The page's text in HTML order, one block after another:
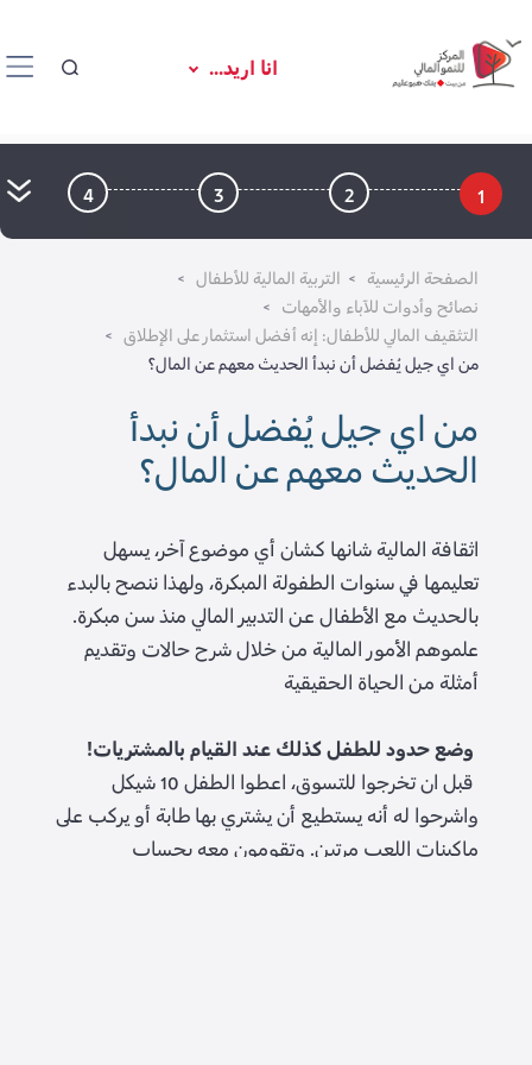
انا اريد...
1
2
3
4
الصفحة الرئيسية
التربية المالية للأطفال
نصائح وأدوات للآباء والأمهات
التثقيف المالي للأطفال: إنه أفضل استثمار على الإطلاق
من اي جيل يُفضل أن نبدأ الحديث معهم عن المال؟
من اي جيل يُفضل أن نبدأ
الحديث معهم عن المال؟
اثقافة المالية شانها كشان أي موضوع آخر، يسهل
تعليمها في سنوات الطفولة المبكرة، ولهذا ننصح بالبدء
بالحديث مع الأطفال عن التدبير المالي منذ سن مبكرة.
علموهم الأمور المالية من خلال شرح حالات وتقديم
أمثلة من الحياة الحقيقية
وضع حدود للطفل كذلك عند القيام بالمشتريات!
قبل ان تخرجوا للتسوق، اعطوا الطفل 10 شيكل
واشرحوا له أنه يستطيع أن يشتري بها طابة أو يركب على
ماكينات اللعب مرتين. وتقومون معه بحساب